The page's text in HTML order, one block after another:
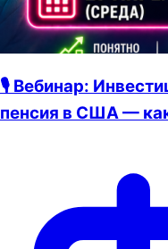
🎙 Вебинар:
пенсия в США —